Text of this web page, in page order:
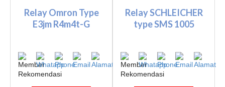
Relay Omron Type
E3jm R4m4t-G
Relay SCHLEICHER
type SMS 1005